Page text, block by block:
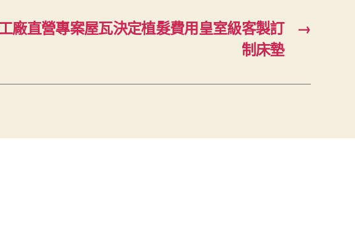
→
廠直營專案屋瓦決定植髮費用皇室級客製訂
制床墊